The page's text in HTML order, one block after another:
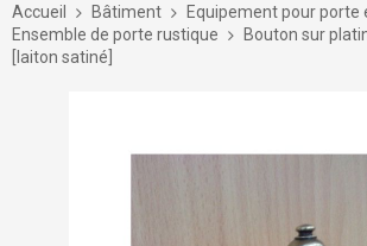
contenu
Accueil Bâtiment
Equipement pour porte
Ensemble de porte rustique
Bouton sur
[laiton satiné]